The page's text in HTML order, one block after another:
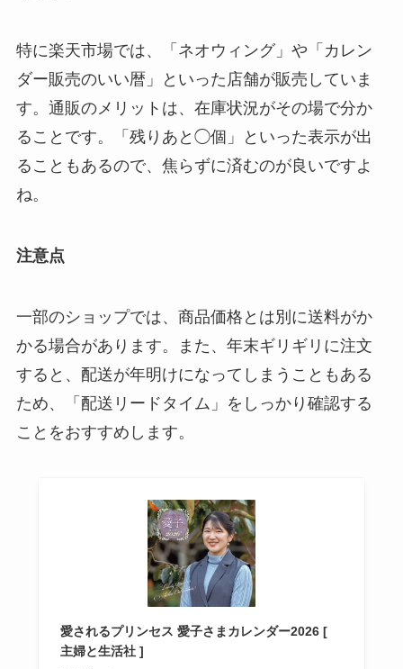
特に楽天市場では、「ネオウィング」や「カレン
ダー販売のいい暦」といった店舗が販売していま
す。通販のメリットは、在庫状況がその場で分か
ることです。「残りあと◯個」といった表示が出
ることもあるので、焦らずに済むのが良いですよ
ね。
注意点
一部のショップでは、商品価格とは別に送料がか
かる場合があります。また、年末ギリギリに注文
すると、配送が年明けになってしまうこともある
ため、「配送リードタイム」をしっかり確認する
ことをおすすめします。
愛されるプリンセス 愛子さまカレンダー2026 [
主婦と生活社 ]